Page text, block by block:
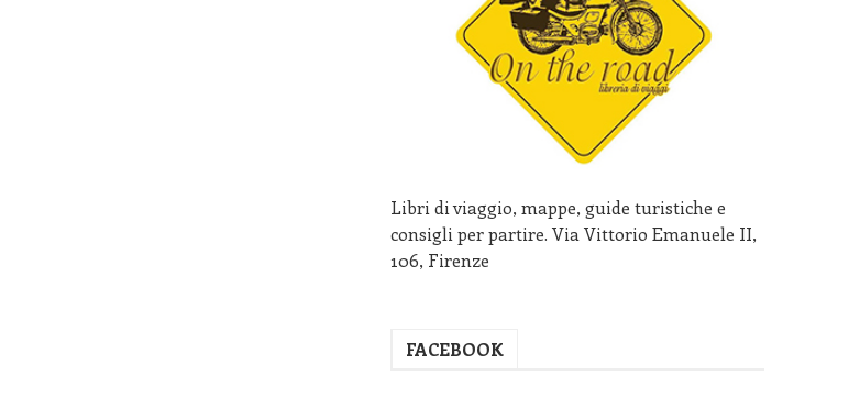
Libri di viaggio, mappe, guide turistiche e
consigli per partire. Via Vittorio Emanuele II,
106, Firenze
FACEBOOK